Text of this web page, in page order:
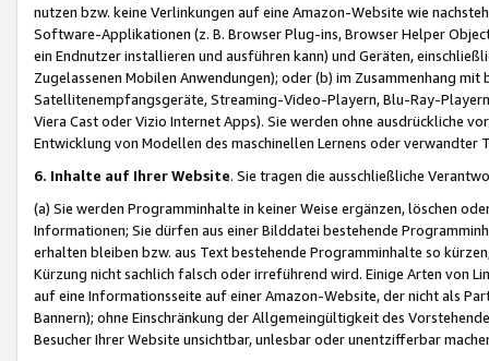
nutzen bzw. keine Verlinkungen auf eine Amazon-Website wie
Software-Applikationen (z. B. Browser Plug-ins, Browser Helper
ein Endnutzer installieren und ausführen kann) und Geräten,
Zugelassenen Mobilen Anwendungen); oder (b) im Zusammenhang
Satellitenempfangsgeräte, Streaming-Video-Playern, Blu-Ray-
Viera Cast oder Vizio Internet Apps). Sie werden ohne ausdrückliche
Entwicklung von Modellen des maschinellen Lernens oder
6. Inhalte auf Ihrer Website. Sie tragen die ausschließliche
(a) Sie werden Programminhalte in keiner Weise ergänzen, löschen
Informationen; Sie dürfen aus einer Bilddatei bestehende
erhalten bleiben bzw. aus Text bestehende Programminhalte so
Kürzung nicht sachlich falsch oder irreführend wird. Einige Arten von
auf eine Informationsseite auf einer Amazon-Website, der nicht als
Bannern); ohne Einschränkung der Allgemeingültigkeit des
Besucher Ihrer Website unsichtbar, unlesbar oder unentzifferbar